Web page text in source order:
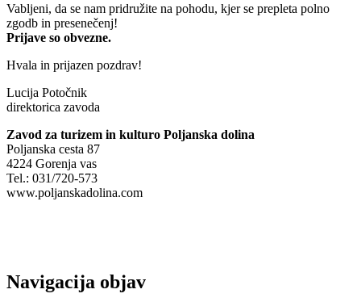
Vabljeni, da se nam pridružite na pohodu, kjer se prepleta polno
zgodb in presenečenj!
Prijave so obvezne.
Hvala in prijazen pozdrav!
Lucija Potočnik
direktorica zavoda
Zavod za turizem in kulturo Poljanska dolina
Poljanska cesta 87
4224 Gorenja vas
Tel.: 031/720-573
www.poljanskadolina.com
Navigacija objav